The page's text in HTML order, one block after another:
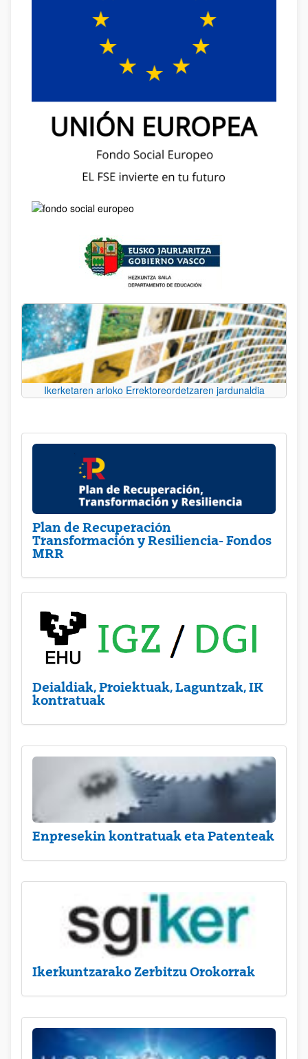
Ikerketaren arloko Errektoreordetzaren jardunaldia
Plan de Recuperación
Transformación y Resiliencia- Fondos
MRR
Deialdiak, Proiektuak, Laguntzak, IK
kontratuak
Enpresekin kontratuak eta Patenteak
Ikerkuntzarako Zerbitzu Orokorrak